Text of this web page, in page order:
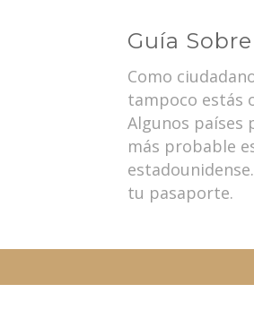
Guía
Como
tampoco estás
Algunos países
más probable
tu pasaporte.